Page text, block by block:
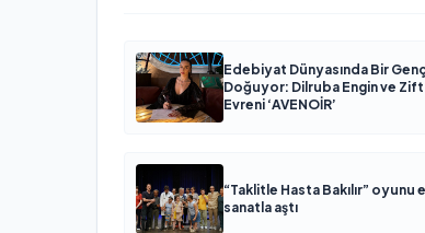
Edebiyat Dünyasında Bir
Doğuyor: Dilruba Engin ve Zift
Evreni ‘AVENOİR’
“Taklitle Hasta Bakılır” oyunu
sanatla aştı